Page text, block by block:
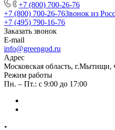
+7 (800) 700-26-76
+7 (800) 700-26-76Звонок из
+7 (495) 790-16-76
Заказать звонок
E-mail
info@greengod.ru
Адрес
Московская область,
Режим работы
Пн. – Пт.: с 9:00 до 17:00